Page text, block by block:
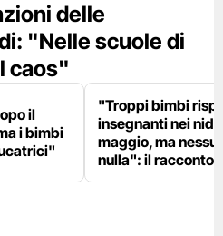
delle
"Nelle scuole di
caos"
il
i bimbi
"Troppi bimbi
insegnanti nei
maggio, ma
nulla": il racconto